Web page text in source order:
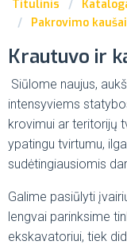
Titulinis
Pakrovimo kaušai
Krautuvo ir
Siūlome naujus,
intensyviems
krovimui ar teritorijų
ypatingu tvirtumu,
sudėtingiausiomis
Galime pasiūlyti
lengvai parinksime
ekskavatoriui, tiek